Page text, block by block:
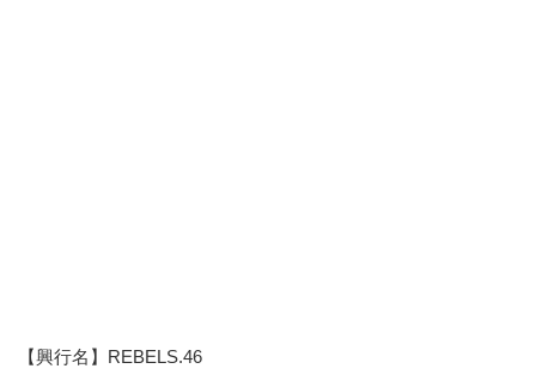
【興行名】REBELS.46